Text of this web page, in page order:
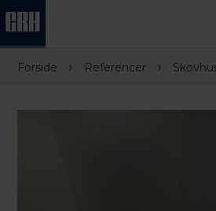
Forside › Referencer ›